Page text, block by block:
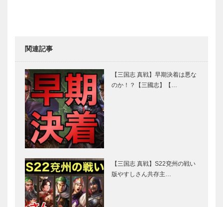
関連記事
【三国志 真戦】早期決着は悪な
のか！？【三國志】【…
【三国志 真戦】S22兗州の戦い
版やすしさん共存主…